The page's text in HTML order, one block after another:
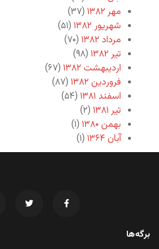
مهر ۱۳۸۲
(۳۷)
شهریور ۱۳۸۲
(۵۱)
مرداد ۱۳۸۲
(۷۰)
تیر ۱۳۸۲
(۹۸)
اردیبهشت ۱۳۸۲
(۶۷)
فروردین ۱۳۸۲
(۸۷)
اسفند ۱۳۸۱
(۵۴)
تیر ۱۳۸۱
(۲)
بهمن ۱۳۸۰
(۱)
آبان ۱۳۶۴
(۱)
برگه‌ها